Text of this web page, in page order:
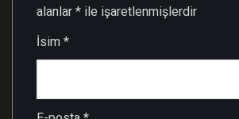
alanlar* ile işaretlenmişlerdir
İsim*